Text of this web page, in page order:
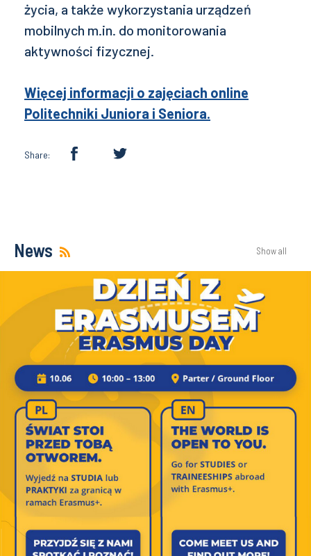
życia, a także wykorzystania urządzeń
mobilnych m.in. do monitorowania
aktywności fizycznej.
Więcej informacji o zajęciach online
Politechniki Juniora i Seniora.
Share:
News Show all